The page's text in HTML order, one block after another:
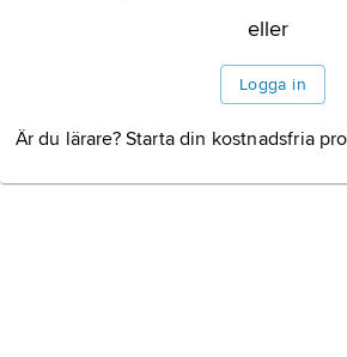
eller
Logga in
Är du lärare? Starta din kostnadsfria